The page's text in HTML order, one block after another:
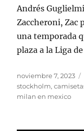
Andrés
Zaccheroni, Zac
una temporada
plaza a la Liga
Publicado
el
noviembre 7, 2023
stockholm,
milan en mexico